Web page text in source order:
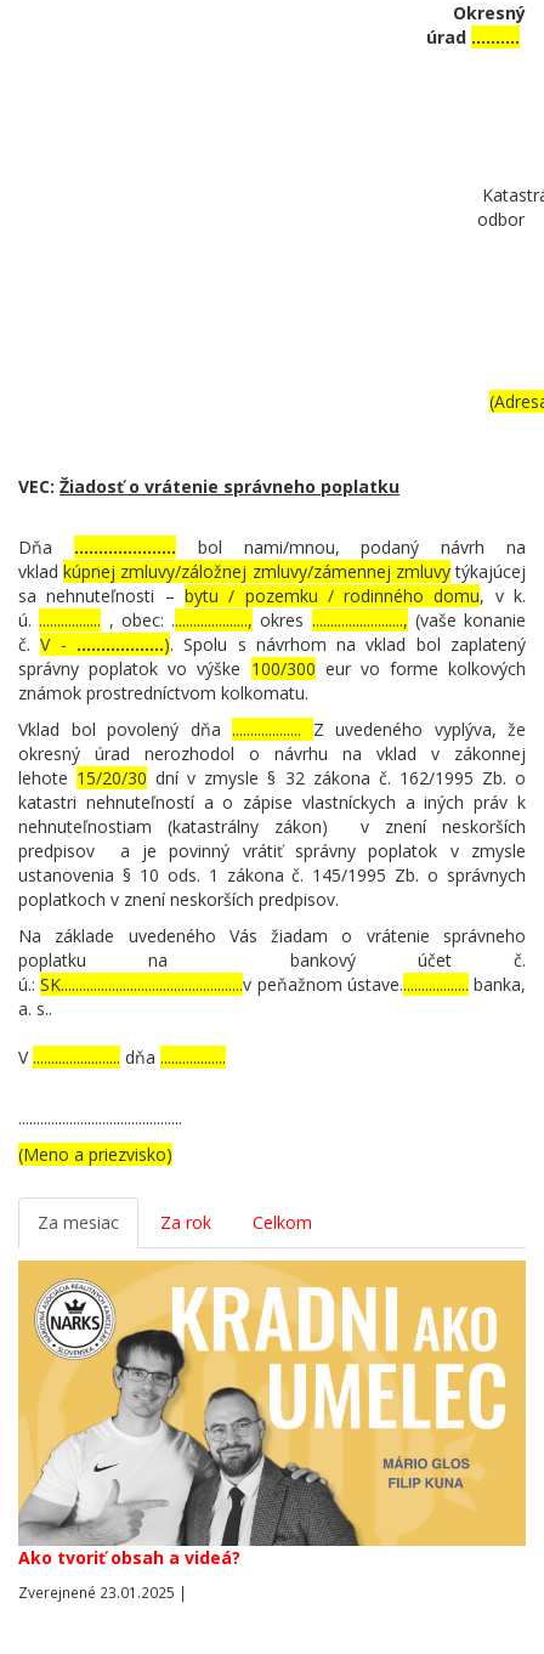
Okresný
úrad ..........
odbor
VEC: Žiadosť o vrátenie správneho poplatku
Dňa ..................... bol nami/mnou, podaný návrh na
vkladkúpnej zmluvy/záložnej zmluvy/zámennej zmluvytýkajúcej
sa nehnuteľnosti – bytu / pozemku / rodinného domu, v k.
ú. ................. , obec: ....................., okres ........................., (vaše konanie
č.V - ..................). Spolu s návrhom na vklad bol zaplatený
správny poplatok vo výške 100/300 eur vo forme kolkových
známok prostredníctvom kolkomatu.
Vklad bol povolený dňa ................... Z uvedeného vyplýva, že
okresný úrad nerozhodol o návrhu na vklad v zákonnej
lehote 15/20/30 dní v zmysle § 32 zákona č. 162/1995 Zb. o
katastri nehnuteľností a o zápise vlastníckych a iných práv k
nehnuteľnostiam (katastrálny zákon) v znení neskorších
predpisov a je povinný vrátiť správny poplatok v zmysle
ustanovenia § 10 ods. 1 zákona č. 145/1995 Zb. o správnych
poplatkoch v znení neskorších predpisov.
Na základe uvedeného Vás žiadam o vrátenie správneho
poplatku na bankový účet č.
ú.:SK..................................................v peňažnom ústave................... banka,
a. s..
V ........................ dňa ..................
.............................................
(Meno a priezvisko)
Za mesiac Za rok Celkom
Ako tvoriť obsah a videá?
Zverejnené 23.01.2025 |